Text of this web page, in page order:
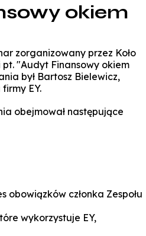
okiem
zorganizowany przez Koło
"Audyt Finansowy okiem
był Bartosz Bielewicz,
EY.
obejmował następujące
obowiązków członka Zespołu
wykorzystuje EY,